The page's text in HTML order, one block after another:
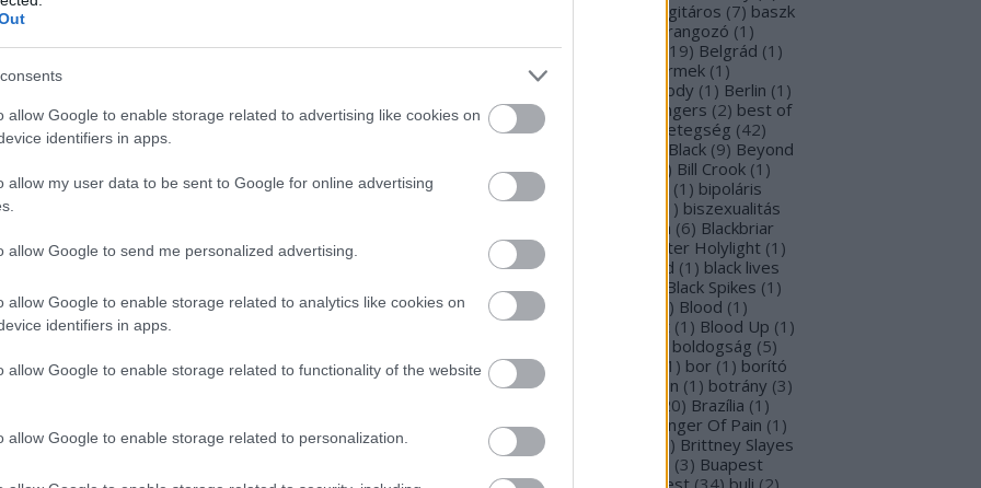
allow Google to enable storage related to advertising like cookies on
identifiers in apps.
allow my user data to be sent to Google for online advertising
allow Google to send me personalized advertising.
allow Google to enable storage related to analytics like cookies on
identifiers in apps.
allow Google to enable storage related to functionality of the website
allow Google to enable storage related to personalization.
basszusgitáros (7) baszk
beharangozó (1 )
Behemoth (1 19) Belgrád (1 )
Bella Perron
belső gyermek (1 )
Ben Moody (1 ) Berlin (1 )
Besnyő Gabi
Beste Zangers (2) best of
album (1) beszámoló betegség (42)
Beyond The Black (9) Beyond
The Matrix
) Bill Crook (1 )
Binder Laura
(1 ) bipoláris
zavar (1) ) biszexualitás
Blabbermouth (6) Blackbriar
) Blackguard Blackwater Holylight (1 )
Black Anima
Black Gold (1 ) black lives
matter (1 Black Spikes (1 )
Black X-mas
) Blood (1 )
Bloodstock
Blood Blast (1 ) Blood Up (1 )
boldogság (5)
Bologna (1 1 ) bor (1 ) borító
70) borítókép Bosorkun (1 ) botrány (3)
20) Brazília (1 )
Break In ( Bringer Of Pain (1 )
Bring Me To Life
) Brittney Slayes
(3) Buapest
Aréna (2) búcsú Budapest (34) buli (2)